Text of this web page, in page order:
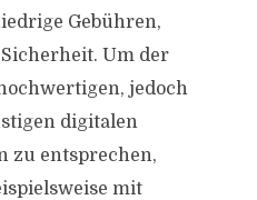
Gebühren,
Um der
jedoch
digitalen
zu entsprechen,
mit